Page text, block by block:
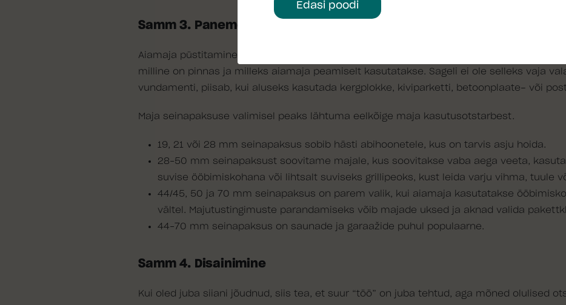
Edasi poodi
Samm 3. Paneme paika ehitustehnilised detailid
Aiamaja püstitamine algab vundamendi ehitamisest. Sobiva vundamenditüübi
milline on pinnas ja milleks aiamaja peamiselt kasutatakse. Sageli ei ole selleks vaja
vundamenti, piisab, kui aluseks kasutada kergplokke, kiviparketti, betoonplaate- või
Maja seinapaksuse valimisel peaks lähtuma eelkõige maja kasutusotstarbest.
19, 21 või 28 mm seinapaksus sobib hästi abihoonetele, kus on tarvis asju hoida.
28–50 mm seinapaksust soovitame majale, kus soovitakse vaba aega veeta,
suvise ööbimiskohana või lihtsalt suviseks grillipeoks, kust leida varju vihma, tuule
44/45, 50 ja 70 mm seinapaksus on parem valik, kui aiamaja kasutatakse
vältel. Majutustingimuste parandamiseks võib majade uksed ja aknad valida
44–70 mm seinapaksus on saunade ja garaažide puhul populaarne.
Samm 4. Disainimine
Kui oled juba siiani jõudnud, siis tea, et suur “töö” on juba tehtud, aga mõned olulised